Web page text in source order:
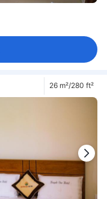
26 m²/280 ft²